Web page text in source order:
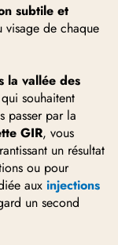
subtile et
visage de chaque
la vallée des
souhaitent
passer par la
GIR, vous
un résultat
ou pour
aux injections
un second